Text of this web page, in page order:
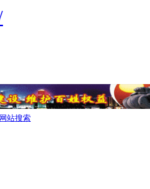
网站搜索